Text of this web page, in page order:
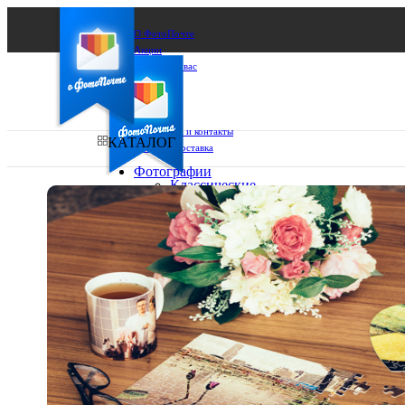
О ФотоПочте
Акции
Сделаем за вас
Бизнесу
FAQ
Франшиза
Поддержка и контакты
Оплата и доставка
Ваш город:
Ваш регион доставки
Выберите из списка:
КАТАЛОГ
Фотографии
Классические
фото
10х10
10х15
13х18
15х15
15х20
20х20
20х30
30х30
30х40
А4
Фото
в